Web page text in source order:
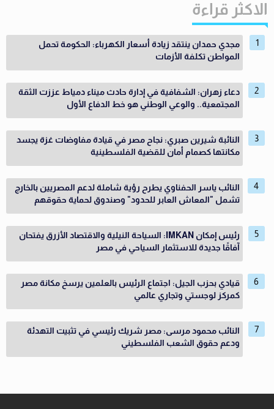
الاكثر قراءة
مجدي حمدان ينتقد زيادة أسعار الكهرباء: الحكومة تحمل
المواطن تكلفة الأزمات
دعاء زهران: الشفافية في إدارة حادث ميناء دمياط عززت الثقة
المجتمعية.. والوعي الوطني هو خط الدفاع الأول
النائبة شيرين صبري: نجاح مصر في قيادة مفاوضات غزة يجسد
مكانتها كصمام أمان للقضية الفلسطينية
النائب ياسر الحفناوي يطرح رؤية شاملة لدعم المصريين بالخارج
تشمل "المعاش العابر للحدود" وصندوق لحماية حقوقهم
رئيس إمكان IMKAN: السياحة النيلية والاقتصاد الأزرق يفتحان
آفاقًا جديدة للاستثمار السياحي في مصر
قيادي بحزب الجيل: اجتماع الرئيس بالعلمين يرسخ مكانة مصر
كمركز لوجستي وتجاري عالمي
النائب محمود مرسى: مصر شريك رئيسي في تثبيت التهدئة
ودعم حقوق الشعب الفلسطيني